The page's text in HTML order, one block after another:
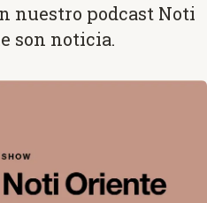
nuestro podcast Noti
son noticia.